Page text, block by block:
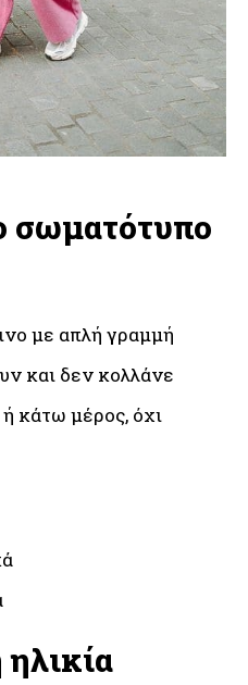
σωματότυπο
με απλή γραμμή
και δεν κολλάνε
κάτω μέρος, όχι